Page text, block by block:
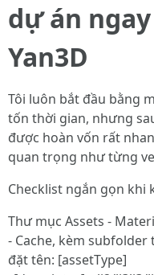
dự án
Yan3D
Tôi luôn bắt đầu bằng
tốn thời gian, nhưng
được hoàn vốn rất
quan trọng như từng
Checklist ngắn gọn khi
Thư mục Assets -
- Cache, kèm
đặt tên: [assetType]